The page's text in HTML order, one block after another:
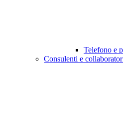
Telefono e
Consulenti e